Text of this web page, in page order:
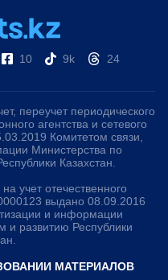
10 9k 24
переучет периодического
агентства и сетевого
Комитетом связи,
Министерства по
Казахстан.
учет отечественного
выдано 08.09.2016
и информации
и развитию Республики
МАТЕРИАЛОВ